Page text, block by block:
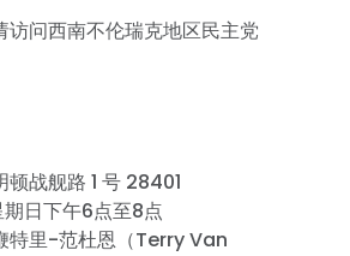
访问西南不伦瑞克地区民主党
战舰路 1 号 28401
日下午6点至8点
特里-范杜恩（Terry Van